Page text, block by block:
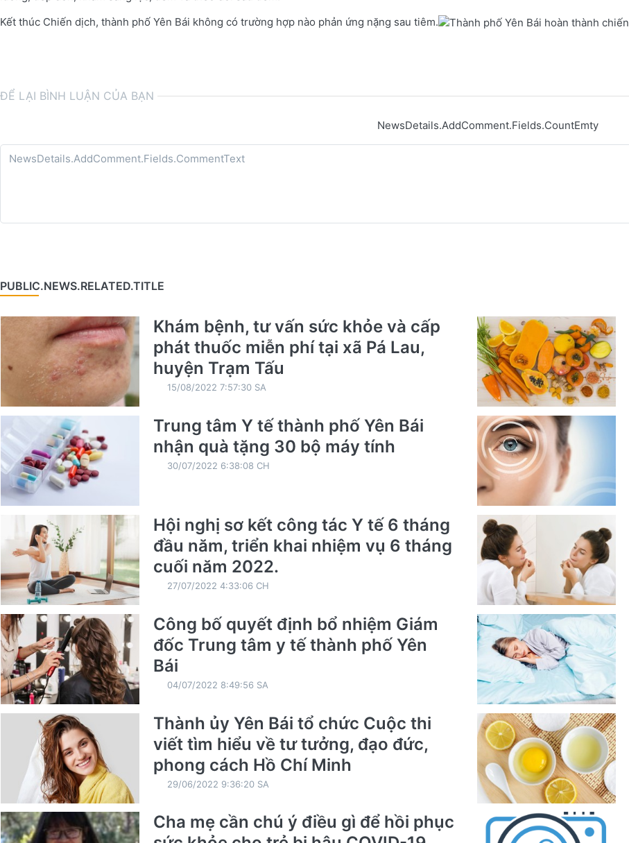
Kết thúc Chiến dịch, thành phố Yên Bái không có trường hợp nào phản ứng nặng sau tiêm.
ĐỂ LẠI BÌNH LUẬN CỦA BẠN
NewsDetails.AddComment.Fields.CountEmty
PUBLIC.NEWS.RELATED.TITLE
Khám bệnh, tư vấn sức khỏe và cấp
phát thuốc miễn phí tại xã Pá Lau,
huyện Trạm Tấu
15/08/2022 7:57:30 SA
Trung tâm Y tế thành phố Yên Bái
nhận quà tặng 30 bộ máy tính
30/07/2022 6:38:08 CH
Hội nghị sơ kết công tác Y tế 6 tháng
đầu năm, triển khai nhiệm vụ 6 tháng
cuối năm 2022.
27/07/2022 4:33:06 CH
Công bố quyết định bổ nhiệm Giám
đốc Trung tâm y tế thành phố Yên
Bái
04/07/2022 8:49:56 SA
Thành ủy Yên Bái tổ chức Cuộc thi
viết tìm hiểu về tư tưởng, đạo đức,
phong cách Hồ Chí Minh
29/06/2022 9:36:20 SA
Cha mẹ cần chú ý điều gì để hồi phục